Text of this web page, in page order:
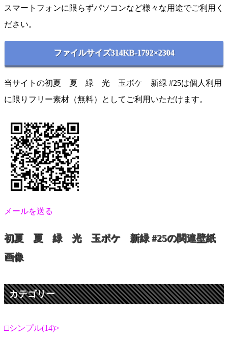
スマートフォンに限らずパソコンなど様々な用途でご利用く
ださい。
ファイルサイズ314KB-1792×2304
当サイトの初夏 夏 緑 光 玉ボケ 新緑 #25は個人利用
に限りフリー素材（無料）としてご利用いただけます。
メールを送る
初夏 夏 緑 光 玉ボケ 新緑 #25の関連壁紙
画像
カテゴリー
シンプル(14)